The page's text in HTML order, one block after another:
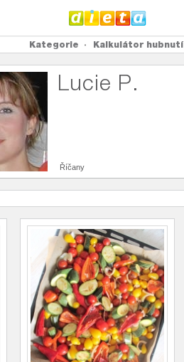
Kategorie Kalkulátor hubnutí
Lucie P.
Říčany